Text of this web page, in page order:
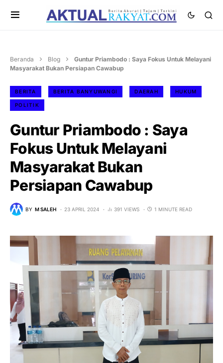
Beranda Blog
Guntur Priambodo : Saya Fokus Untuk Melayani
Masyarakat Bukan Persiapan Cawabup
BERITA BERITA BANYUWANGI DAERAH HUKUM
POLITIK
Guntur Priambodo : Saya
Fokus Untuk Melayani
Masyarakat Bukan
Persiapan Cawabup
BY M SALEH 23 APRIL 2024 391 VIEWS 1 MINUTE READ